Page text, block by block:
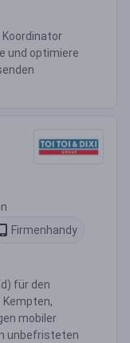
Koordinator
und optimiere
Firmenhandy
für den
Kempten,
mobiler
unbefristeten